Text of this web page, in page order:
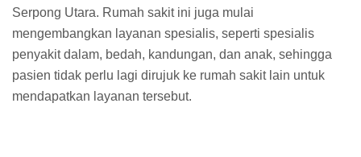
Serpong Utara. Rumah sakit ini juga mulai
mengembangkan layanan spesialis, seperti spesialis
penyakit dalam, bedah, kandungan, dan anak, sehingga
pasien tidak perlu lagi dirujuk ke rumah sakit lain untuk
mendapatkan layanan tersebut.